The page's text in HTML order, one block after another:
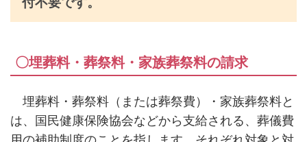
〇埋葬料・葬祭料・家族葬祭料の請求
埋葬料・葬祭料（または葬祭費）・家族葬祭料と
は、国民健康保険協会などから支給される、葬儀費